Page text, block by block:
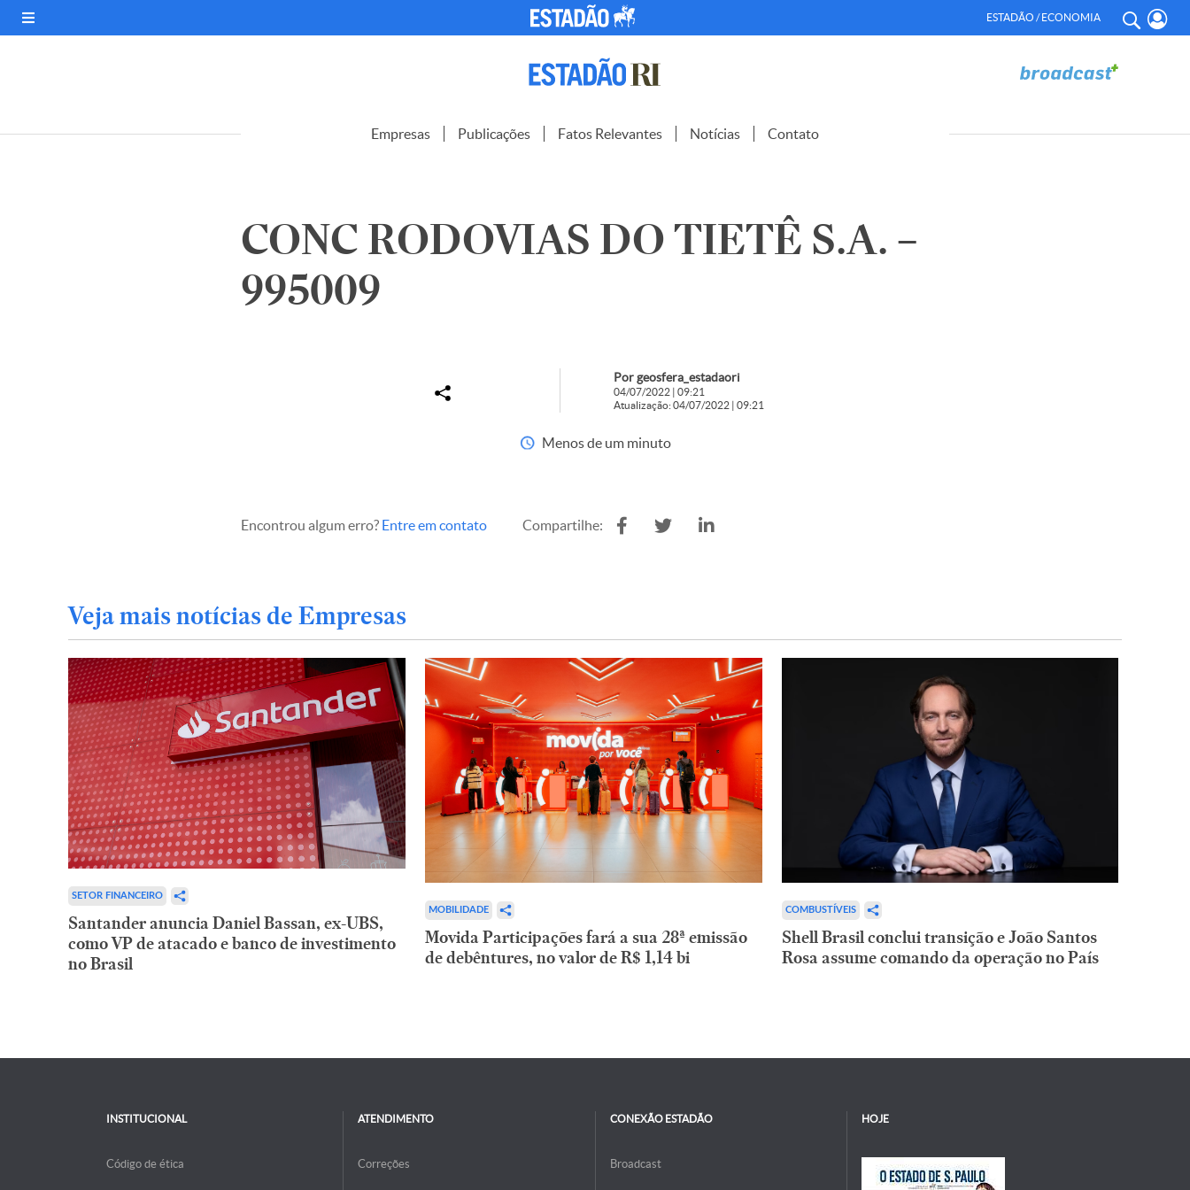
ESTADÃO / ECONOMIA
Empresas Publicações Fatos Relevantes Notícias Contato
CONC RODOVIAS DO TIETÊ S.A. –
995009
Por geosfera_estadaori
04/07/2022 | 09:21
Atualização: 04/07/2022 | 09:21
Menos de um minuto
Encontrou algum erro? Entre em contato Compartilhe:
Veja mais notícias de Empresas
SETOR FINANCEIRO
Santander anuncia Daniel Bassan, ex-UBS,
como VP de atacado e banco de investimento
no Brasil
MOBILIDADE
Movida Participações fará a sua 28ª emissão
de debêntures, no valor de R$ 1,14 bi
COMBUSTÍVEIS
Shell Brasil conclui transição e João Santos
Rosa assume comando da operação no País
INSTITUCIONAL
Código de ética
ATENDIMENTO
Correções
CONEXÃO ESTADÃO
Broadcast
HOJE